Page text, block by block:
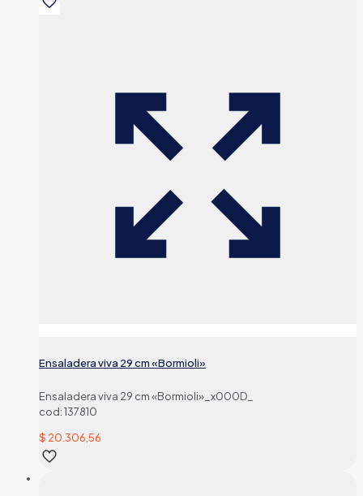
Ensaladera viva 29 cm «Bormioli»
Ensaladera viva 29 cm «Bormioli»_x000D_
cod: 137810
$ 20.306,56